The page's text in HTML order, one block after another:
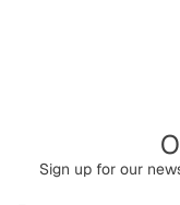
Sign up for our